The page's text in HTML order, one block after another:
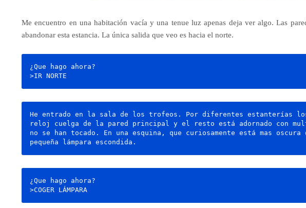
Me encuentro en una habitación vacía y una tenue luz apenas deja ver algo. Las
abandonar esta estancia. La única salida que veo es hacia el norte.
¿Que hago ahora?
>IR NORTE
He entrado en la sala de los trofeos. Por diferentes estanterías
reloj cuelga de la pared principal y el resto está adornado con
no se han tocado. En una esquina, que curiosamente está mas
pequeña lámpara escondida.
¿Que hago ahora?
>COGER LÁMPARA